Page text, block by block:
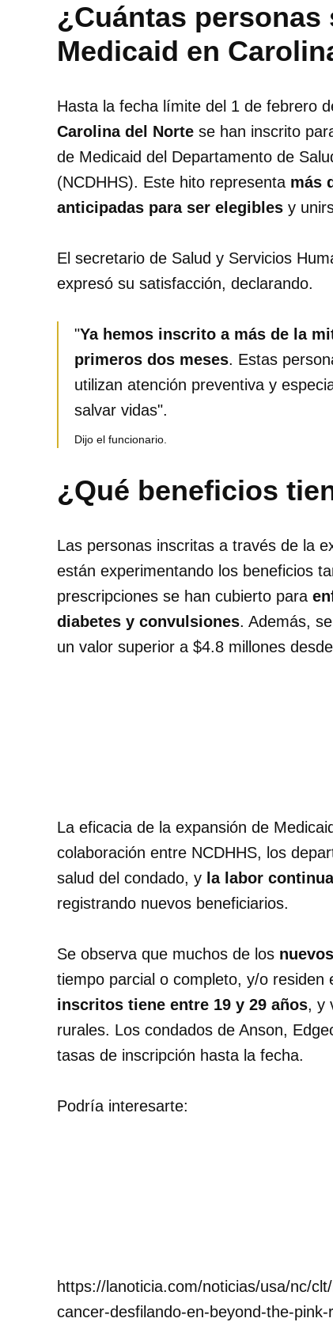
¿Cuántas
Medicaid en
Hasta la fecha límite del 1 de febrero
Carolina del Norte se han inscrito
de Medicaid del Departamento de
(NCDHHS). Este hito representa más
anticipadas para ser elegibles y
El secretario de Salud y Servicios
expresó su satisfacción, declarando.
"Ya hemos inscrito a más de la
primeros dos meses. Estas
utilizan atención preventiva y
salvar vidas".
Dijo el funcionario.
¿Qué beneficios
Las personas inscritas a través de la
están experimentando los beneficios
prescripciones se han cubierto para
diabetes y convulsiones. Además,
un valor superior a $4.8 millones
La eficacia de la expansión de
colaboración entre NCDHHS, los
salud del condado, y la labor
registrando nuevos beneficiarios.
Se observa que muchos de los
tiempo parcial o completo, y/o residen
inscritos tiene entre 19 y 29 años, y
rurales. Los condados de Anson,
tasas de inscripción hasta la fecha.
Podría interesarte:
https://lanoticia.com/noticias/usa/nc/
cancer-desfilando-en-beyond-the-pink-